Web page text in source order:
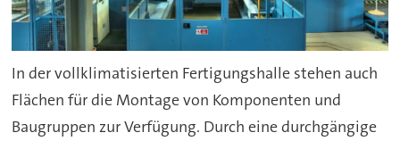
In der vollklimatisierten Fertigungshalle stehen auch
Flächen für die Montage von Komponenten und
Baugruppen zur Verfügung. Durch eine durchgängige